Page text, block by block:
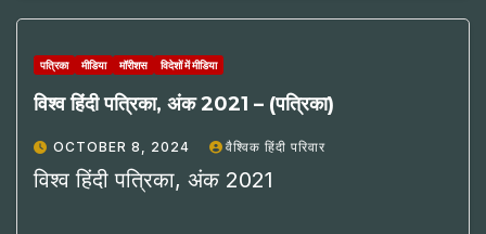
पत्रिका मीडिया मॉरीशस विदेशों में मीडिया
विश्व हिंदी पत्रिका, अंक 2021 – (पत्रिका)
OCTOBER 8, 2024 वैश्विक हिंदी परिवार
विश्व हिंदी पत्रिका, अंक 2021